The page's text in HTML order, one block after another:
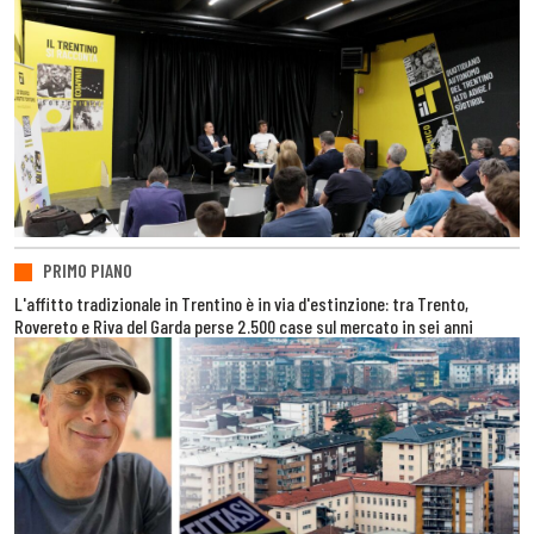
PRIMO PIANO
L'affitto tradizionale in Trentino è in via d'estinzione: tra Trento,
Rovereto e Riva del Garda perse 2.500 case sul mercato in sei anni